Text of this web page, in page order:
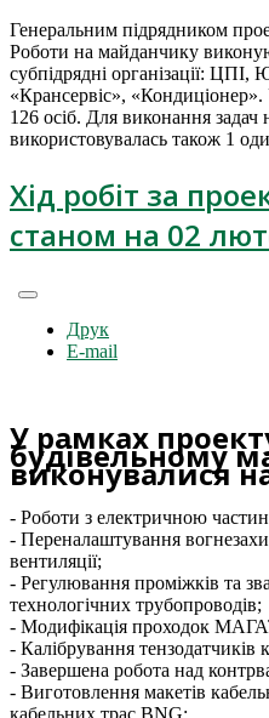
Генеральним підрядником
Роботи на майданчику
субпідрядні організації:
«Крансервіс», «Кондиціонер».
126 осіб. Для виконання
використовувалась також 1
Хід робіт за
станом на 02
Друк
E-mail
У рамках
будівельному
виконувалися
- Роботи з електричною
- Переналаштування
вентиляції;
- Регулювання проміжків та
технологічних трубопроводів;
- Модифікація проходок
- Калібрування
- Завершена робота над
- Виготовлення макетів